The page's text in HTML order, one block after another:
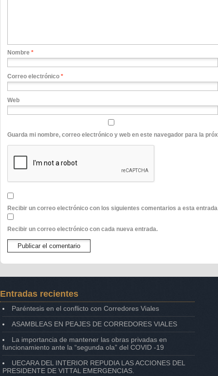
Nombre *
Correo electrónico *
Web
Guarda mi nombre, correo electrónico y web en este navegador para la
Recibir un correo electrónico con los siguientes comentarios a esta
Recibir un correo electrónico con cada nueva entrada.
Entradas recientes
Paréntesis en el conflicto con Corredores Viales
ASAMBLEAS EN PEAJES DE CORREDORES VIALES
La importancia de mantener las obras privadas en
funcionamiento ante la “segunda ola” del COVID -19
UECARA DEL INTERIOR REPUDIA LAS ACCIONES DEL
PRESIDENTE DE VITTAL EMERGENCIAS.